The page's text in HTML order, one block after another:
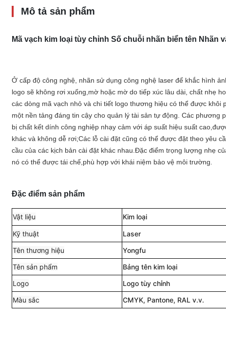
Mô tả sản phẩm
Mã vạch kim loại tùy chỉnh Số chuỗi nhãn biển tên Nhãn
Ở cấp độ công nghệ, nhãn sử dụng công nghệ laser để khắc hình
logo sẽ không rơi xuống,mờ hoặc mờ do tiếp xúc lâu dài, chất nhẹ
các dòng mã vạch nhỏ và chi tiết logo thương hiệu có thể được
một nền tảng đáng tin cậy cho quản lý tài sản tự động. Các phương
bị chất kết dính công nghiệp nhạy cảm với áp suất hiệu suất
khác và không dễ rơi;Các lỗ cài đặt cũng có thể được đặt theo yêu
cầu của các kịch bản cài đặt khác nhau. Đặc điểm trọng lượng nhẹ
nó có thể được tái chế,phù hợp với khái niệm bảo vệ môi trường.
Đặc điểm sản phẩm
Vật liệu Kim loại
Kỹ thuật Laser
Tên thương hiệu
Yongfu
Tên sản phẩm
Bảng tên kim loại
Logo
Logo tùy chỉnh
Màu sắc
CMYK, Pantone, RAL v.v.